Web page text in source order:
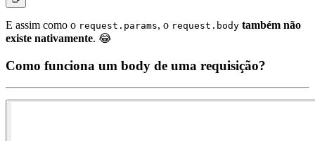
E assim como o request.params, o request.body também não
existe nativamente. 😂
Como funciona um body de uma requisição?